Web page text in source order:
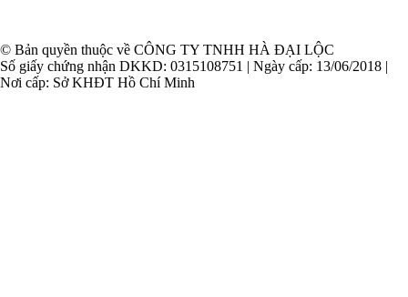
© Bản quyền thuộc về CÔNG TY TNHH HÀ ĐẠI LỘC
Số giấy chứng nhận DKKD: 0315108751 | Ngày cấp: 13/06/2018 |
Nơi cấp: Sở KHĐT Hồ Chí Minh